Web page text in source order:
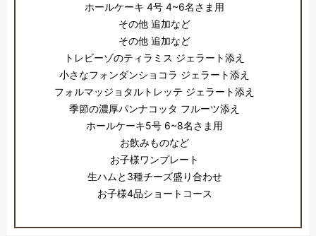
ホールケーキ 4号 4~6名さま用
その他 追加など
その他 追加など
トレビーゾのティラミス ジェラート添え
小さなフォンダンショコラ ジェラート添え
フォルマッジョタルトレッテ ジェラート添え
季節の濃厚パンナコッタ フルーツ添え
ホールケーキ5号 6~8名さま用
お飲みものなど
お子様ワンプレート
生ハムと3種チーズ盛り合わせ
お子様4品ショートコース